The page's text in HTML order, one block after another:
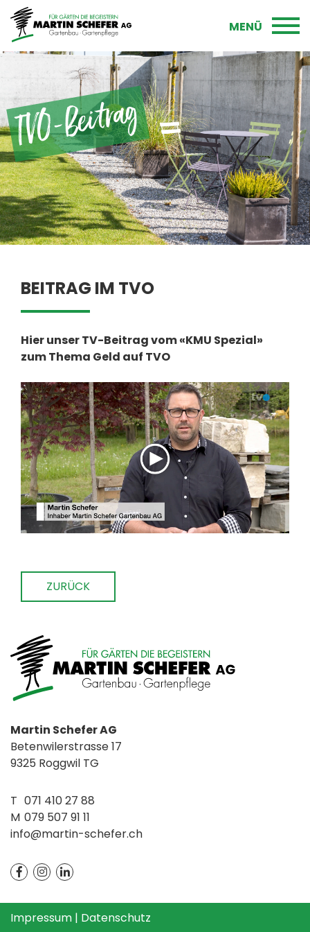
MENÜ
TVO-Beitrag
BEITRAG IM TVO
Hier unser TV-Beitrag vom «KMU Spezial»
zum Thema Geld auf TVO
ZURÜCK
Martin Schefer AG
Betenwilerstrasse 17
9325 Roggwil TG
T 071 410 27 88
M 079 507 91 11
info@martin-schefer.ch
Impressum | Datenschutz